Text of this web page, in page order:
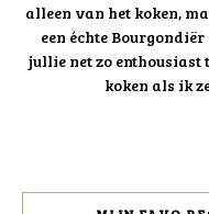
alleen van het koken,
een échte
jullie net zo enthousiast
koken als ik